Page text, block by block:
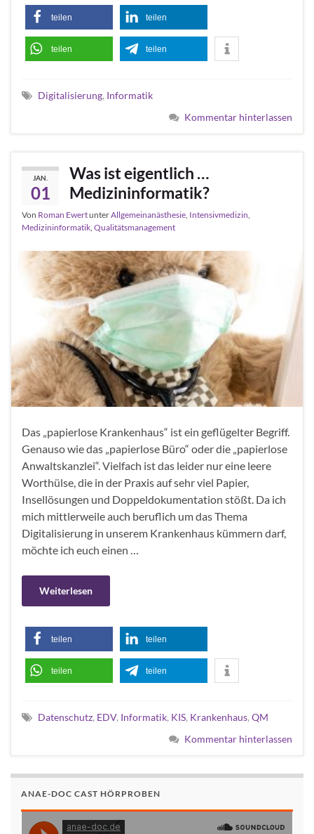
teilen teilen
teilen teilen
Digitalisierung, Informatik
Kommentar hinterlassen
JAN.
01
Was ist eigentlich …
Medizininformatik?
Von Roman EwertunterAllgemeinanästhesie, Intensivmedizin,
Medizininformatik, Qualitätsmanagement
Das „papierlose Krankenhaus“ ist ein geflügelter Begriff.
Genauso wie das „papierlose Büro“ oder die „papierlose
Anwaltskanzlei“. Vielfach ist das leider nur eine leere
Worthülse, die in der Praxis auf sehr viel Papier,
Insellösungen und Doppeldokumentation stößt. Da ich
mich mittlerweile auch beruflich um das Thema
Digitalisierung in unserem Krankenhaus kümmern darf,
möchte ich euch einen …
Weiterlesen
teilen teilen
teilen teilen
Datenschutz, EDV, Informatik, KIS, Krankenhaus, QM
Kommentar hinterlassen
ANAE-DOC CAST HÖRPROBEN